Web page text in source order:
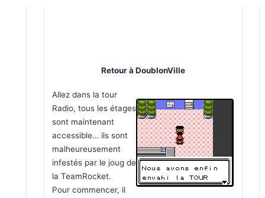
Retour à DoublonVille
Allez dans la tour
Radio, tous les étages
sont maintenant
accessible… ils sont
malheureusement
infestés par le joug de
la TeamRocket.
Pour commencer, il